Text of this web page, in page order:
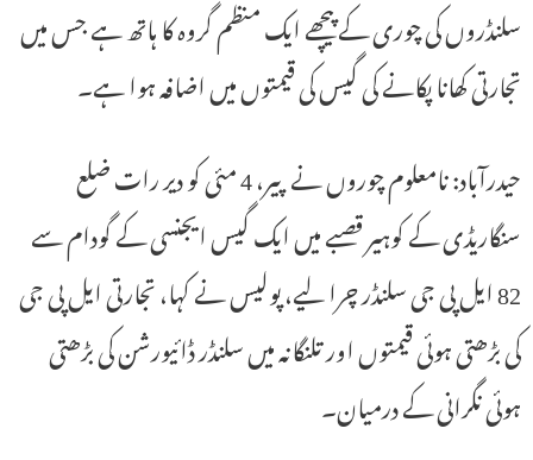
سلنڈروں کی چوری کے پیچھے ایک منظم گروہ کا ہاتھ ہے جس میں
تجارتی کھانا پکانے کی گیس کی قیمتوں میں اضافہ ہوا ہے۔
حیدرآباد: نامعلوم چوروں نے پیر، 4 مئی کو دیر رات ضلع
سنگاریڈی کے کوہیر قصبے میں ایک گیس ایجنسی کے گودام سے
82 ایل پی جی سلنڈر چرا لیے، پولیس نے کہا، تجارتی ایل پی جی
کی بڑھتی ہوئی قیمتوں اور تلنگانہ میں سلنڈر ڈائیورشن کی بڑھتی
ہوئی نگرانی کے درمیان۔